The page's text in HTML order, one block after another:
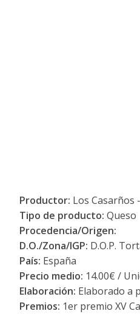
Productor: Los Casarños
Tipo de producto: Queso
Procedencia/Origen:
D.O./Zona/IGP: D.O.P.
País: España
Precio medio: 14.00€ /
Elaboración: Elaborado a
Premios: 1er premio XV